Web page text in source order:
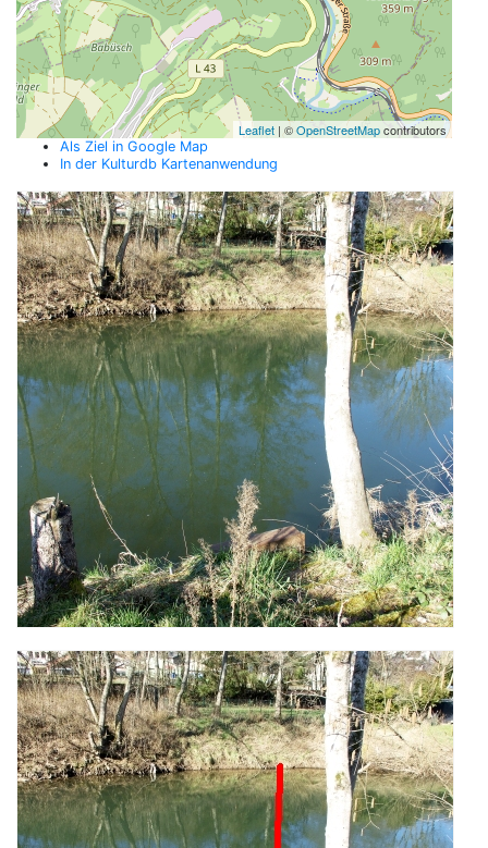
Leaflet | ©OpenStreetMapcontributors
Als Ziel in Google Map
In der Kulturdb Kartenanwendung